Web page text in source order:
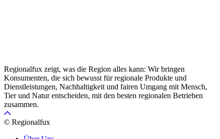
Regionalfux zeigt, was die Region alles kann: Wir bringen
Konsumenten, die sich bewusst für regionale Produkte und
Dienstleistungen, Nachhaltigkeit und fairen Umgang mit Mensch,
Tier und Natur entscheiden, mit den besten regionalen Betrieben
zusammen.
© Regionalfux